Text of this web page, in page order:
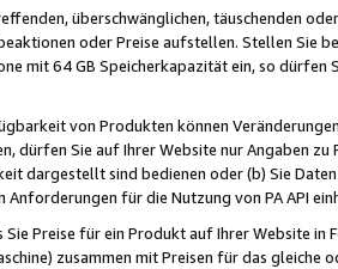
überschwänglichen, täuschenden
oder Preise aufstellen. Stellen Sie
mit 64 GB Speicherkapazität ein, so dürfen
von Produkten können
dürfen Sie auf Ihrer Website nur Angaben
dargestellt sind bedienen oder (b) Sie
für die Nutzung von PA API
Sie Preise für ein Produkt auf Ihrer Website
zusammen mit Preisen für das